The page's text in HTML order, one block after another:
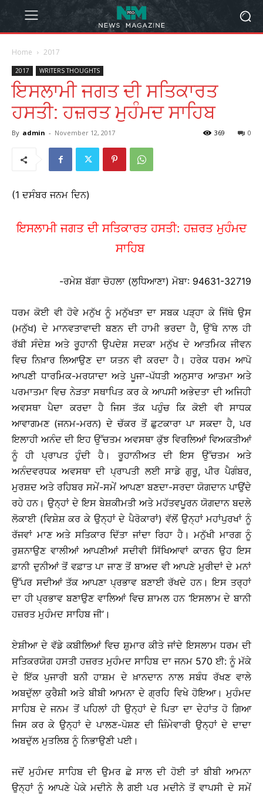
Home 2017
2017 WRITERS THOUGHTS
ਇਸਲਾਮੀ ਜਗਤ ਦੀ ਸਤਿਕਾਰਤ
ਹਸਤੀ: ਹਜ਼ਰਤ ਮੁਹੰਮਦ ਸਾਹਿਬ
By admin - November 12, 2017 0
369
(1 ਦਸੰਬਰ ਜਨਮ ਦਿਨ)
ਇਸਲਾਮੀ ਜਗਤ ਦੀ ਸਤਿਕਾਰਤ ਹਸਤੀ: ਹਜ਼ਰਤ ਮੁਹੰਮਦ
ਸਾਹਿਬ
-ਰਮੇਸ਼ ਬੱਗਾ ਚੋਹਲਾ (ਲੁਧਿਆਣਾ) ਮੋਬਾ: 94631-32719
ਧਰਮ ਕੋਈ ਵੀ ਹੋਵੇ ਮਨੁੱਖ ਨੂੰ ਮਨੁੱਖਤਾ ਦਾ ਸਬਕ ਪੜ੍ਹਾ ਕੇ ਜਿੱਥੇ ਉਸ
(ਮਨੁੱਖ) ਦੇ ਮਾਨਵਤਾਵਾਦੀ ਬਣਨ ਦੀ ਹਾਮੀ ਭਰਦਾ ਹੈ, ਉੱਥੇ ਨਾਲ ਹੀ
ਰੱਬੀ ਸੰਦੇਸ਼ ਅਤੇ ਰੂਹਾਨੀ ਉਪਦੇਸ਼ ਸਦਕਾ ਮਨੁੱਖ ਦੇ ਆਤਮਿਕ ਜੀਵਨ
ਵਿਚ ਨਿਖ਼ਾਰ ਲਿਆਉਣ ਦਾ ਯਤਨ ਵੀ ਕਰਦਾ ਹੈ। ਹਰੇਕ ਧਰਮ ਆਪੋ
ਆਪਣੀ ਧਾਰਮਿਕ-ਮਰਯਾਦਾ ਅਤੇ ਪੂਜਾ-ਪੱਧਤੀ ਅਨੁਸਾਰ ਆਤਮਾ ਅਤੇ
ਪਰਮਾਤਮਾ ਵਿਚ ਨੇੜਤਾ ਸਥਾਪਿਤ ਕਰ ਕੇ ਆਪਸੀ ਅਭੇਦਤਾ ਦੀ ਅਜਿਹੀ
ਅਵਸਥਾ ਪੈਦਾ ਕਰਦਾ ਹੈ ਜਿਸ ਤੱਕ ਪਹੁੰਚ ਕਿ ਕੋਈ ਵੀ ਸਾਧਕ
ਆਵਾਗਮਣ (ਜਨਮ-ਮਰਨ) ਦੇ ਚੱਕਰ ਤੋਂ ਛੁਟਕਾਰਾ ਪਾ ਸਕਦਾ ਹੈ, ਪਰ
ਇਲਾਹੀ ਅਨੰਦ ਦੀ ਇਹ ਉੱਚਤਮ ਅਵਸਥਾ ਕੁੱਝ ਵਿਰਲਿਆਂ ਵਿਅਕਤੀਆਂ
ਨੂੰ ਹੀ ਪ੍ਰਾਪਤ ਹੁੰਦੀ ਹੈ। ਰੂਹਾਨੀਅਤ ਦੀ ਇਸ ਉੱਚਤਮ ਅਤੇ
ਅਨੰਦਵਰਧਕ ਅਵਸਥਾ ਦੀ ਪ੍ਰਾਪਤੀ ਲਈ ਸਾਡੇ ਗੁਰੂ, ਪੀਰ ਪੈਗੰਬਰ,
ਮੁਰਸ਼ਦ ਅਤੇ ਰਹਿਬਰ ਸਮੇਂ-ਸਮੇਂ ਆਪਣਾ ਬਣਦਾ-ਸਰਦਾ ਯੋਗਦਾਨ ਪਾਉਂਦੇ
ਰਹੇ ਹਨ। ਉਨ੍ਹਾਂ ਦੇ ਇਸ ਬੇਸ਼ਕੀਮਤੀ ਅਤੇ ਮਹੱਤਵਪੂਰਨ ਯੋਗਦਾਨ ਬਦਲੇ
ਲੋਕਾਈ (ਵਿਸ਼ੇਸ਼ ਕਰ ਕੇ ਉਨ੍ਹਾਂ ਦੇ ਪੈਰੋਕਾਰਾਂ) ਵੱਲੋਂ ਉਨ੍ਹਾਂ ਮਹਾਂਪੁਰਖਾਂ ਨੂੰ
ਰੱਜਵਾਂ ਮਾਣ ਅਤੇ ਸਤਿਕਾਰ ਦਿੱਤਾ ਜਾਂਦਾ ਰਿਹਾ ਹੈ। ਮਨੁੱਖੀ ਮਾਰਗ ਨੂੰ
ਰੁਸ਼ਨਾਉਣ ਵਾਲੀਆਂ ਆਪਣੀਆਂ ਸਦੀਵੀ ਸਿੱਖਿਆਵਾਂ ਕਾਰਨ ਉਹ ਇਸ
ਫ਼ਾਨੀ ਦੁਨੀਆਂ ਤੋਂ ਵਫ਼ਾਤ ਪਾ ਜਾਣ ਤੋਂ ਬਾਅਦ ਵੀ ਆਪਣੇ ਮੁਰੀਦਾਂ ਦੇ ਮਨਾਂ
ਉੱਪਰ ਸਦੀਆਂ ਤੱਕ ਆਪਣਾ ਪ੍ਰਭਾਵ ਬਣਾਈ ਰੱਖਦੇ ਹਨ। ਇਸ ਤਰ੍ਹਾਂ
ਦਾ ਹੀ ਪ੍ਰਭਾਵ ਬਣਾਉਣ ਵਾਲਿਆਂ ਵਿਚ ਸ਼ਾਮਲ ਹਨ ‘ਇਸਲਾਮ ਦੇ ਬਾਨੀ
ਹਜ਼ਰਤ ਮੁਹੰਮਦ ਸਾਹਿਬ ਜੀ’।
ਏਸ਼ੀਆ ਦੇ ਵੱਡੇ ਕਬੀਲਿਆਂ ਵਿਚ ਸ਼ੁਮਾਰ ਕੀਤੇ ਜਾਂਦੇ ਇਸਲਾਮ ਧਰਮ ਦੀ
ਸਤਿਕਰਯੋਗ ਹਸਤੀ ਹਜ਼ਰਤ ਮੁਹੰਮਦ ਸਾਹਿਬ ਦਾ ਜਨਮ 570 ਈ: ਨੂੰ ਮੱਕੇ
ਦੇ ਇੱਕ ਪੁਜਾਰੀ ਬਨੀ ਹਾਸ਼ਮ ਦੇ ਖ਼ਾਨਦਾਨ ਨਾਲ ਸਬੰਧ ਰੱਖਣ ਵਾਲੇ
ਅਬਦੁੱਲਾ ਕੁਰੈਸ਼ੀ ਅਤੇ ਬੀਬੀ ਆਮਨਾ ਦੇ ਗ੍ਰਹਿ ਵਿਖੇ ਹੋਇਆ। ਮੁਹੰਮਦ
ਸਾਹਿਬ ਦੇ ਜਨਮ ਤੋਂ ਪਹਿਲਾਂ ਹੀ ਉਨ੍ਹਾਂ ਦੇ ਪਿਤਾ ਦਾ ਦੇਹਾਂਤ ਹੋ ਗਿਆ
ਜਿਸ ਕਰ ਕੇ ਉਨ੍ਹਾਂ ਦੇ ਪਾਲਣ-ਪੋਸ਼ਣ ਦੀ ਜ਼ਿੰਮੇਵਾਰੀ ਉਨ੍ਹਾਂ ਦੇ ਦਾਦਾ
ਅਬਦੁੱਲ ਮੁਤਲਿਬ ਨੂੰ ਨਿਭਾਉਣੀ ਪਈ।
ਜਦੋਂ ਮੁਹੰਮਦ ਸਾਹਿਬ ਦੀ ਉਮਰ ਛੇ ਸਾਲ ਦੀ ਹੋਈ ਤਾਂ ਬੀਬੀ ਆਮਨਾ
ਉਨ੍ਹਾਂ ਨੂੰ ਆਪਣੇ ਪੇਕੇ ਮਦੀਨੇ ਲੈ ਗਈ ਪਰ ਮਦੀਨੇ ਤੋਂ ਵਾਪਸੀ ਦੇ ਸਮੇਂ